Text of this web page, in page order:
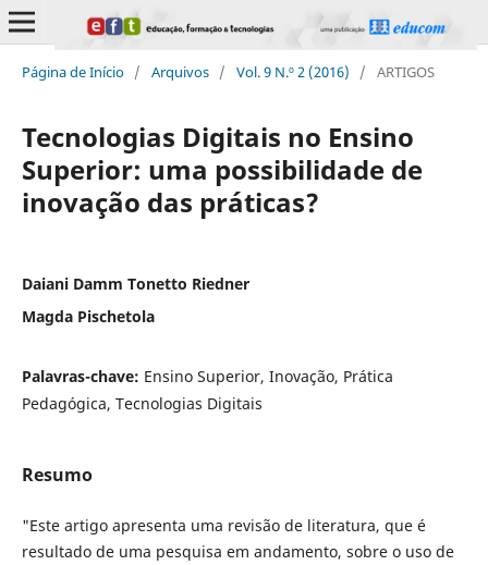
Página de Início / Arquivos / Vol. 9 N.º 2 (2016) / ARTIGOS
Tecnologias Digitais no Ensino
Superior: uma possibilidade de
inovação das práticas?
Daiani Damm Tonetto Riedner
Magda Pischetola
Palavras-chave: Ensino Superior, Inovação, Prática
Pedagógica, Tecnologias Digitais
Resumo
"Este artigo apresenta uma revisão de literatura, que é
resultado de uma pesquisa em andamento, sobre o uso de